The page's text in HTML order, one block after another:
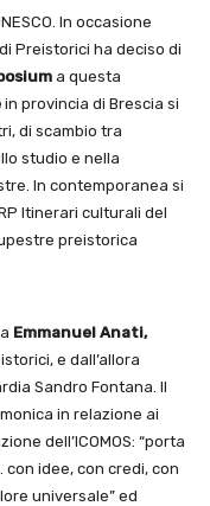
In occasione
Preistorici ha deciso di
a questa
in provincia di Brescia si
di scambio tra
studio e nella
In contemporanea si
Itinerari culturali del
preistorica
Emmanuel Anati,
e dall’allora
Sandro Fontana. Il
in relazione ai
dell’ICOMOS: “porta
idee, con credi, con
universale” ed